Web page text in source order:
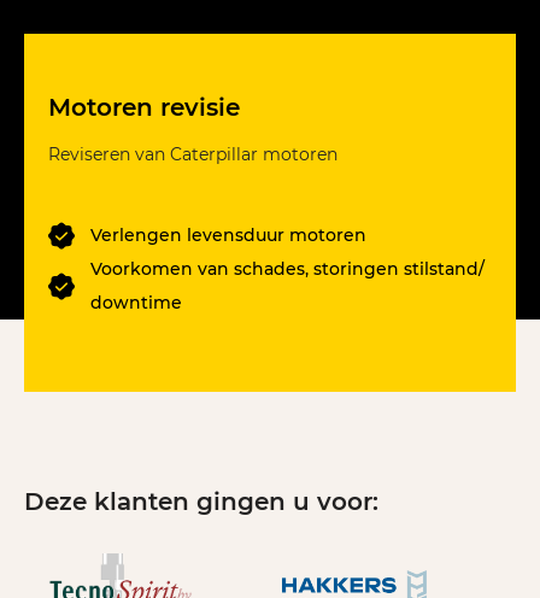
Motoren revisie
Reviseren van Caterpillar motoren
Verlengen levensduur motoren
Voorkomen van schades, storingen stilstand/
downtime
Deze klanten gingen u voor: